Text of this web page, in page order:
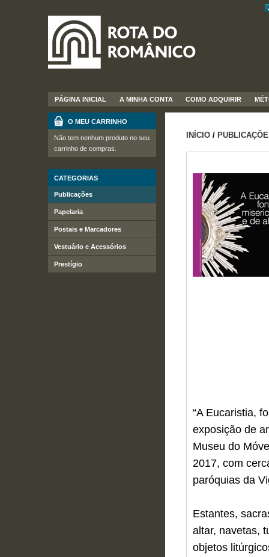
PÁGINA INICIAL A MINHA CONTA COMO ADQUIRIR
O MEU CARRINHO
Não tem nenhum produto no seu
carrinho de compras.
CATEGORIAS
Publicações
Papelaria
Postais e Marcadores
Vestuário e Acessórios
Prestígio
INÍCIO /
“A Eucaristia,
exposição de
Museu do
2017, com
paróquias da
Estantes,
altar, navetas,
objetos